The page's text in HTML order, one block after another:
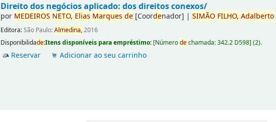
Direito dos negócios aplicado: dos direitos conexos/
por MEDEIROS NETO, Elias Marques de [Coordenador] |SIMÃO FILHO, Adalberto
Editora:São Paulo:Almedina,2016
Disponibilidade:Itens disponíveis para empréstimo: [Númerodechamada:342.2 D598](2).
Reservar Adicionar ao seu carrinho